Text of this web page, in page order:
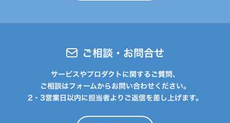
ご相談・お問合せ
サービスやプロダクトに関するご質問、
ご相談はフォームからお問い合わせください。
2・3営業日以内に担当者よりご返信を差し上げます。